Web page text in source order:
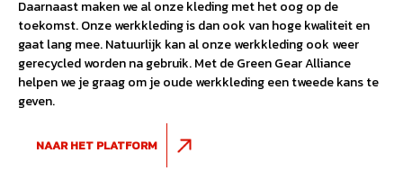
Daarnaast maken we al onze kleding met het oog op de
toekomst. Onze werkkleding is dan ook van hoge kwaliteit en
gaat lang mee. Natuurlijk kan al onze werkkleding ook weer
gerecycled worden na gebruik. Met de Green Gear Alliance
helpen we je graag om je oude werkkleding een tweede kans te
geven.
NAAR HET PLATFORM